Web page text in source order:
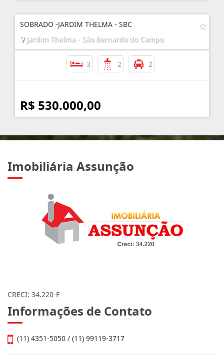
SOBRADO -JARDIM THELMA - SBC
Jardim Thelma - São Bernardo do Campo
3 2 2
R$ 530.000,00
Imobiliária Assunção
CRECI: 34.220-F
Informações de Contato
(11) 4351-5050 / (11) 99119-3717